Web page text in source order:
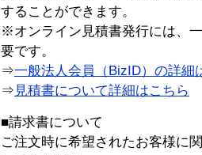
することができます。
※オンライン見積書発行には、
要です。
⇒一般法人会員（BizID）の詳細
⇒ 見積書について詳細はこちら
■請求書について
ご注文時に希望されたお客様に